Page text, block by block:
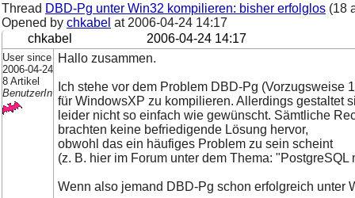
Thread DBD-Pg unter Win32 kompilieren: bisher erfolglos (18
Opened by chkabel at 2006-04-24 14:17
chkabel
2006-04-24 14:17
User since
2006-04-24
8 Artikel
BenutzerIn
Hallo zusammen.
Ich stehe vor dem Problem DBD-Pg (Vorzugsweise
für WindowsXP zu kompilieren. Allerdings gestaltet
leider nicht so einfach wie gewünscht. Sämtliche
brachten keine befriedigende Lösung hervor,
obwohl das ein häufiges Problem zu sein scheint
(z. B. hier im Forum unter dem Thema:
Wenn also jemand DBD-Pg schon erfolgreich unter